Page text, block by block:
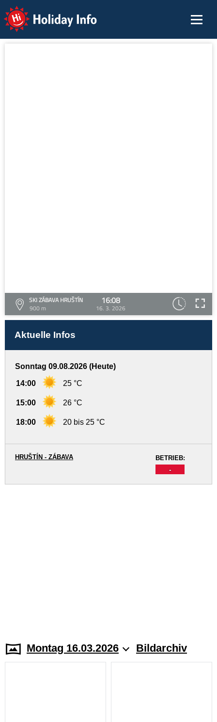
Holiday Info
SKI ZÁBAVA HRUŠTÍN
900 m
16:08
16. 3. 2026
Aktuelle Infos
Sonntag 09.08.2026 (Heute)
14:00 25 °C
15:00 26 °C
18:00 20 bis 25 °C
BETRIEB:
-
HRUŠTÍN - ZÁBAVA
Montag 16.03.2026 Bildarchiv